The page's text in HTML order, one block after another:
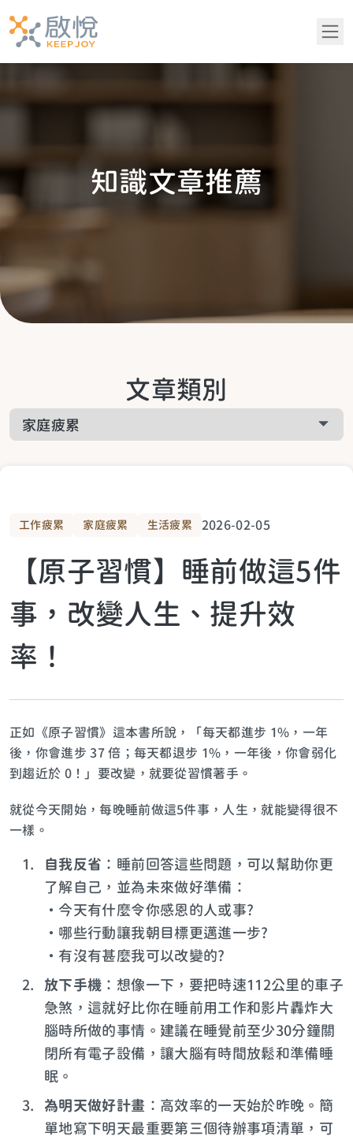
青少年專區
知識文章推薦
生活提案
關於青少年
關於課程相關
知識文章推薦
文章類別
工作疲累 家庭疲累 生活疲累 2026-02-05
【原子習慣】睡前做這5件
事，改變人生、提升效
率！
正如《原子習慣》這本書所說，「每天都進步 1%，一年
後，你會進步 37 倍；每天都退步 1%，一年後，你會弱化
到趨近於 0！」要改變，就要從習慣著手。
就從今天開始，每晚睡前做這5件事，人生，就能變得很不
一樣。
自我反省 ：睡前回答這些問題，可以幫助你更
了解自己，並為未來做好準備：
•今天有什麼令你感恩的人或事?
•哪些行動讓我朝目標更邁進一步?
•有沒有甚麼我可以改變的?
放下手機 ：想像一下，要把時速112公里的車子
急煞，這就好比你在睡前用工作和影片轟炸大
腦時所做的事情。建議在睡覺前至少30分鐘關
閉所有電子設備，讓大腦有時間放鬆和準備睡
眠。
為明天做好計畫 ：高效率的一天始於昨晚。簡
單地寫下明天最重要第三個待辦事項清單，可